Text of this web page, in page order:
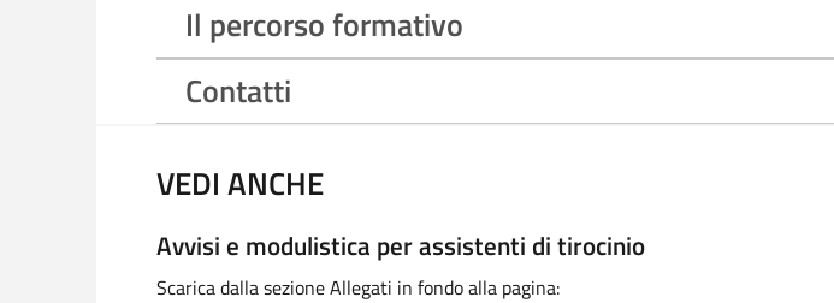
Il percorso formativo
Contatti
VEDI ANCHE
Avvisi e modulistica per assistenti di tirocinio
Scarica dalla sezione Allegati in fondo alla pagina: